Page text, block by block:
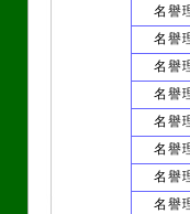
名譽
名譽
名譽
名譽
名譽
名譽
名譽
名譽